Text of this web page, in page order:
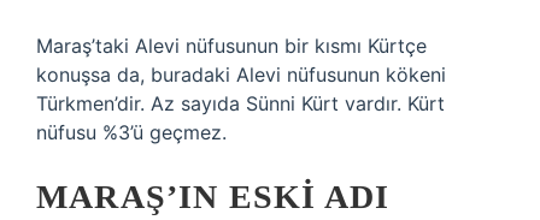
Maraş’taki Alevi nüfusunun bir kısmı Kürtçe
konuşsa da, buradaki Alevi nüfusunun kökeni
Türkmen’dir. Az sayıda Sünni Kürt vardır. Kürt
nüfusu %3’ü geçmez.
MARAŞ’IN ESKI ADI